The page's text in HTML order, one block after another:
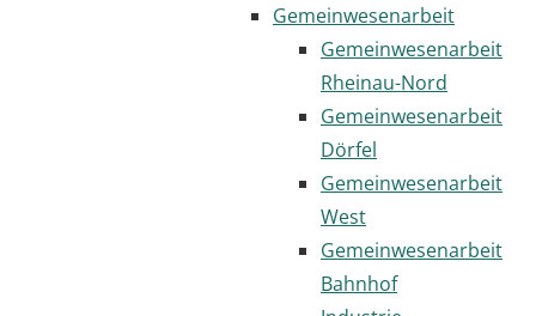
Gemeinwesenarbeit
Gemeinwesenarbeit
Rheinau-Nord
Gemeinwesenarbeit
Dörfel
Gemeinwesenarbeit
West
Gemeinwesenarbeit
Bahnhof